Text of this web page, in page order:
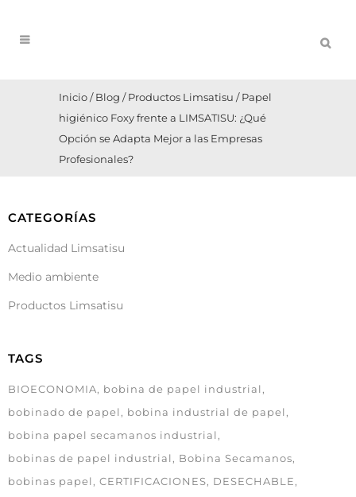
Inicio/Blog /Productos Limsatisu /Papel
higiénico Foxy frente a LIMSATISU: ¿Qué
Opción se Adapta Mejor a las Empresas
Profesionales?
CATEGORÍAS
Actualidad Limsatisu
Medio ambiente
Productos Limsatisu
TAGS
BIOECONOMIA
bobina de papel industrial
bobinado de papel
bobina industrial de papel
bobina papel secamanos industrial
bobinas de papel industrial
Bobina Secamanos
bobinas papel
CERTIFICACIONES
DESECHABLE